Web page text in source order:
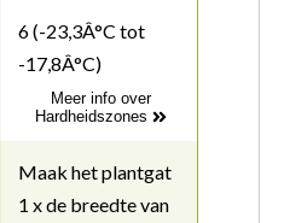
6 (-23,3Â°C tot
-17,8Â°C)
Meer info over
Hardheidszones
Maak het plantgat
1 x de breedte van